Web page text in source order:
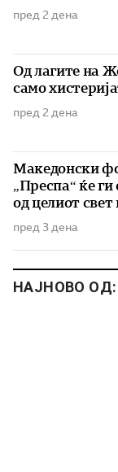
пред 2 дена
Од лагите на
само
пред 2 дена
Македонски
„Преспа“ ќе
од целиот
пред 3 дена
НАЈНОВО ОД: